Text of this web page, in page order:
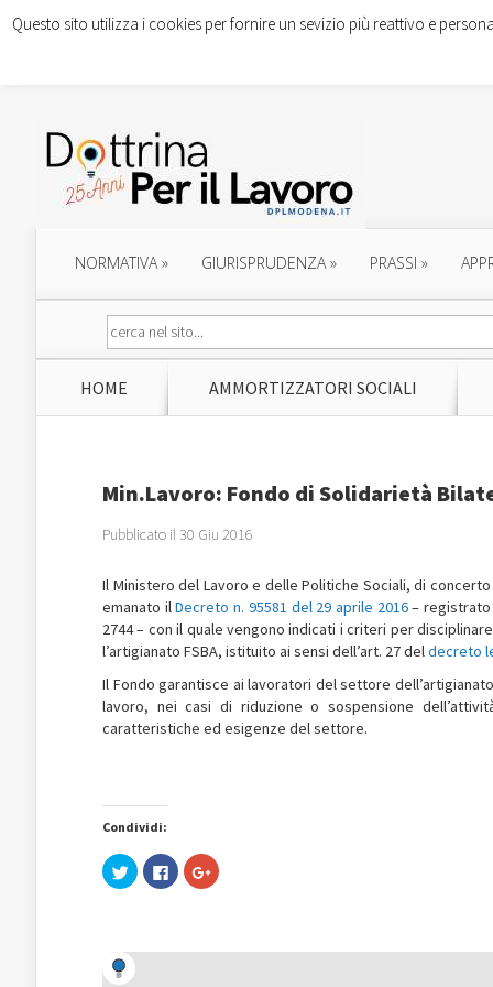
NORMATIVA» GIURISPRUDENZA» PRASSI »
HOME AMMORTIZZATORI SOCIALI
Min.Lavoro: Fondo di Solidarietà
Pubblicato il 30 Giu 2016
Il Ministero del Lavoro e delle Politiche Sociali, di
emanato ilDecreto n. 95581 del 29 aprile 2016– registrato
2744 – con il quale vengono indicati i criteri per
l’artigianato FSBA, istituito ai sensi dell’art. 27 deldecreto
Il Fondo garantisce ai lavoratori del settore
lavoro, nei casi di riduzione o sospensione
caratteristiche ed esigenze del settore.
Condividi:
Fai
clic
(Si
apre
Fai
clic
Fai
clic
Questo sito utilizza i cookies per fornire un sevizio più reattivo e